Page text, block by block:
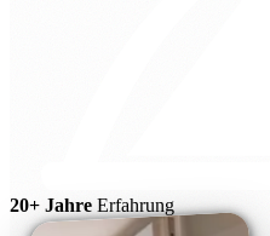
20+ Jahre Erfahrung